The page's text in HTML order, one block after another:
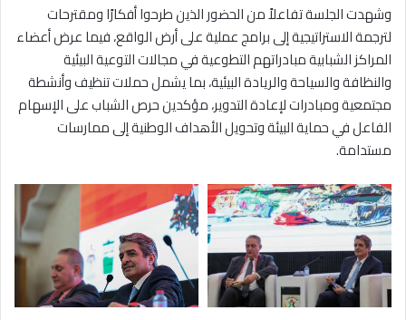
وشهدت الجلسة تفاعلاً من الحضور الذين طرحوا أفكارًا ومقترحات
لترجمة الاستراتيجية إلى برامج عملية على أرض الواقع، فيما عرض أعضاء
المراكز الشبابية مبادراتهم التطوعية في مجالات التوعية البيئية
والنظافة والسياحة والريادة البيئية، بما يشمل حملات تنظيف وأنشطة
مجتمعية ومبادرات لإعادة التدوير، مؤكدين حرص الشباب على الإسهام
الفاعل في حماية البيئة وتحويل الأهداف الوطنية إلى ممارسات
مستدامة.